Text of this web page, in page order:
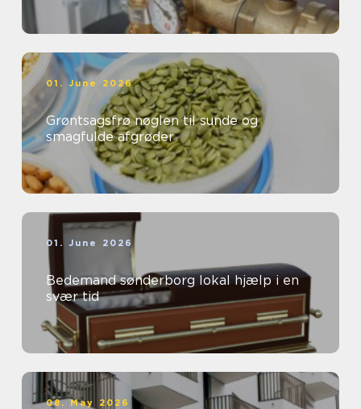
01. June 2026
Grøntsagsfrø nøglen til sunde og
smagfulde afgrøder
01. June 2026
Bedemand sønderborg lokal hjælp i en
svær tid
08. May 2026